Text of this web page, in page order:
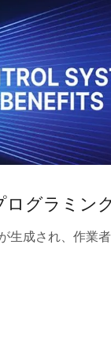
ログラミン
生成され、作業